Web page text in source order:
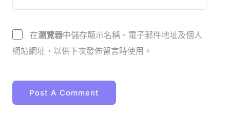
在瀏覽器中儲存顯示名稱、電子郵件地址及個人
網站網址，以供下次發佈留言時使用。